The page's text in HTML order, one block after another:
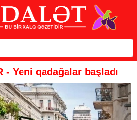
- Yeni qadağalar başladı